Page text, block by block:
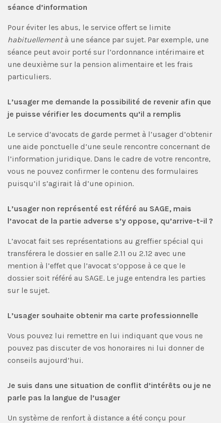
séance d’information
Pour éviter les abus, le service offert se limite
habituellementà une séance par sujet. Par exemple, une
séance peut avoir porté sur l’ordonnance intérimaire et
une deuxième sur la pension alimentaire et les frais
particuliers.
L’usager me demande la possibilité de revenir afin que
je puisse vérifier les documents qu’il a remplis
Le service d’avocats de garde permet à l’usager d’obtenir
une aide ponctuelle d’une seule rencontre concernant de
l’information juridique. Dans le cadre de votre rencontre,
vous ne pouvez confirmer le contenu des formulaires
puisqu’il s’agirait là d’une opinion.
L’usager non représenté est référé au SAGE, mais
l’avocat de la partie adverse s’y oppose, qu’arrive-t-il ?
L’avocat fait ses représentations au greffier spécial qui
transférera le dossier en salle 2.11 ou 2.12 avec une
mention à l’effet que l’avocat s’oppose à ce que le
dossier soit référé au SAGE. Le juge entendra les parties
sur le sujet.
L’usager souhaite obtenir ma carte professionnelle
Vous pouvez lui remettre en lui indiquant que vous ne
pouvez pas discuter de vos honoraires ni lui donner de
conseils aujourd’hui.
Je suis dans une situation de conflit d’intérêts ou je ne
parle pas la langue de l’usager
Un système de renfort à distance a été conçu pour